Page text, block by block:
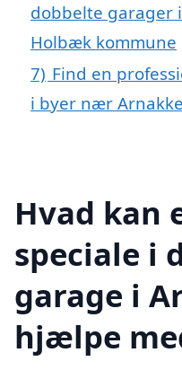
dobbelte garager
Holbæk kommune
7) Find en
i byer nær Arnakke
Hvad kan
speciale i
garage i
hjælpe